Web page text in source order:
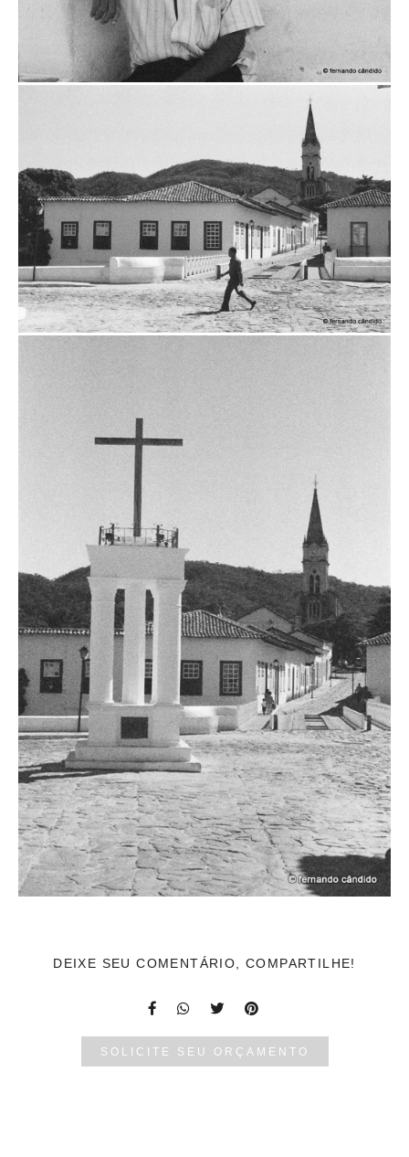
DEIXE SEU COMENTÁRIO, COMPARTILHE!
SOLICITE SEU ORÇAMENTO